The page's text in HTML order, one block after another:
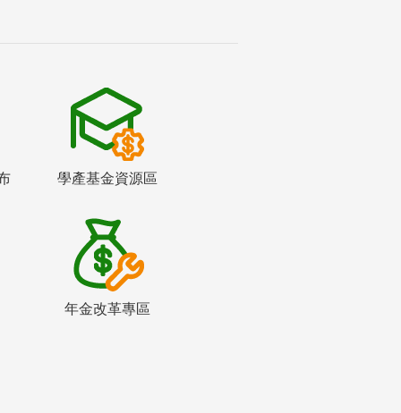
學產基金資源區
年金改革專區